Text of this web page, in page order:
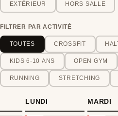
EXTÉRIEUR HORS SALLE
FILTRER PAR ACTIVITÉ
TOUTES CROSSFIT
KIDS 6-10 ANS OPEN GYM
RUNNING STRETCHING
LUNDI MARDI